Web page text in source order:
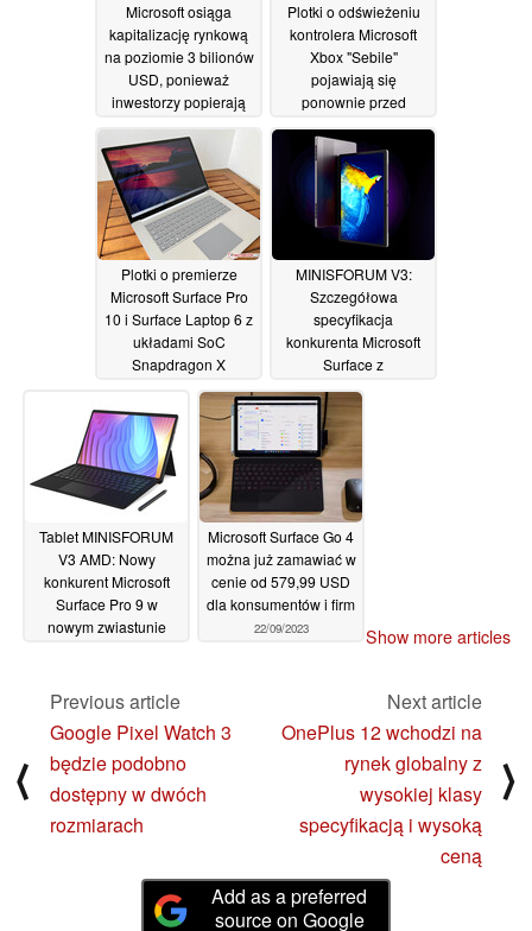
Microsoft osiąga
kapitalizację rynkową
na poziomie 3 bilionów
USD, ponieważ
inwestorzy popierają
sztuczną inteligencję
25/01/2024
Plotki o odświeżeniu
kontrolera Microsoft
Xbox "Sebile"
pojawiają się
ponownie przed
rzekomym
ogłoszeniem w maju
25/01/2024
Plotki o premierze
Microsoft Surface Pro
10 i Surface Laptop 6 z
układami SoC
Snapdragon X
23/01/2024
MINISFORUM V3:
Szczegółowa
specyfikacja
konkurenta Microsoft
Surface z
prawdopodobnym APU
AMD Ryzen 7 8840U
04/01/2024
Tablet MINISFORUM
V3 AMD: Nowy
konkurent Microsoft
Surface Pro 9 w
nowym zwiastunie
Microsoft Surface Go 4
można już zamawiać w
cenie od 579,99 USD
dla konsumentów i firm
22/09/2023 Show more articles
⟨
Previous article
Google Pixel Watch 3
będzie podobno
dostępny w dwóch
rozmiarach
Next article
OnePlus 12 wchodzi na
rynek globalny z
wysokiej klasy
specyfikacją i wysoką
ceną
⟩
Add as a preferred
source on Google